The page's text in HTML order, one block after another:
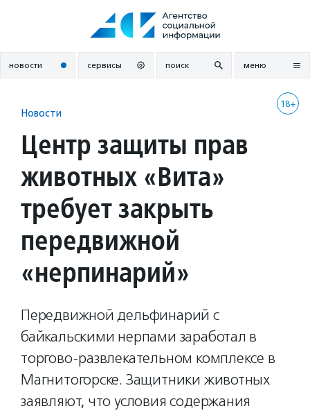
новости сервисы поиск меню
18+
Новости
Центр защиты прав
животных «Вита»
требует закрыть
передвижной
«нерпинарий»
Передвижной дельфинарий с
байкальскими нерпами заработал в
торгово-развлекательном комплексе в
Магнитогорске. Защитники животных
заявляют, что условия содержания